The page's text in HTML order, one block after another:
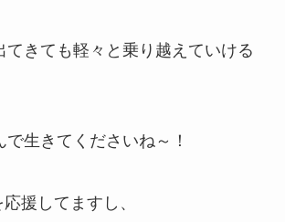
てきても軽々と乗り越えていける
生きてくださいね～！
援してますし、